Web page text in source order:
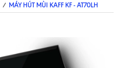
/ MÁY HÚT MÙI KAFF KF - AT70LH